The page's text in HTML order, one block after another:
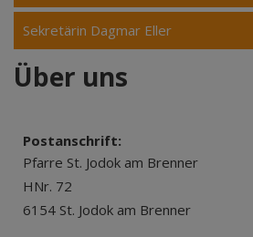
Sekretärin Dagmar Eller
Über uns
Postanschrift:
Pfarre St. Jodok am Brenner
HNr. 72
6154 St. Jodok am Brenner